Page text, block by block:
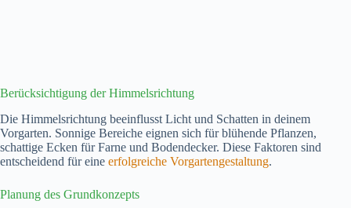
Berücksichtigung der Himmelsrichtung
Die Himmelsrichtung beeinflusst Licht und Schatten in deinem
Vorgarten. Sonnige Bereiche eignen sich für blühende Pflanzen,
schattige Ecken für Farne und Bodendecker. Diese Faktoren sind
entscheidend für eine erfolgreiche Vorgartengestaltung.
Planung des Grundkonzepts